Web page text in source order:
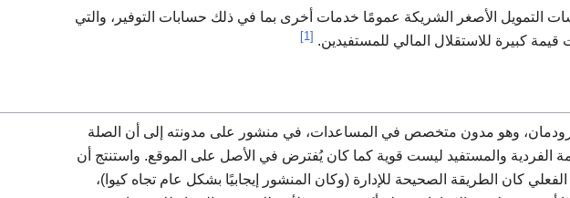
التمويل الأصغر الشريكة عمومًا خدمات أخرى بما في ذلك حسابات التوفير، والتي
قيمة كبيرة للاستقلال المالي للمستفيدين. [1]
رودمان، وهو مدون متخصص في المساعدات، في منشور على مدونته إلى أن الصلة
الفردية والمستفيد ليست قوية كما كان يُفترض في الأصل على الموقع. واستنتج أن
كان الطريقة الصحيحة للإدارة (وكان المنشور إيجابيًا بشكل عام تجاه كيوا)،